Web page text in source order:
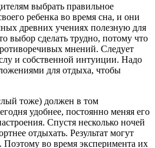
выбрать правильное
ребенка во время сна, и они
древних учениях полезную для
выбор сделать трудно, потому что
мнений. Следует
и собственной интуиции. Надо
для отдыха, чтобы
тоже) должен в том
удобнее, постоянно меняя его
Спустя несколько ночей
отдыхать. Результат могут
Поэтому во время эксперимента их